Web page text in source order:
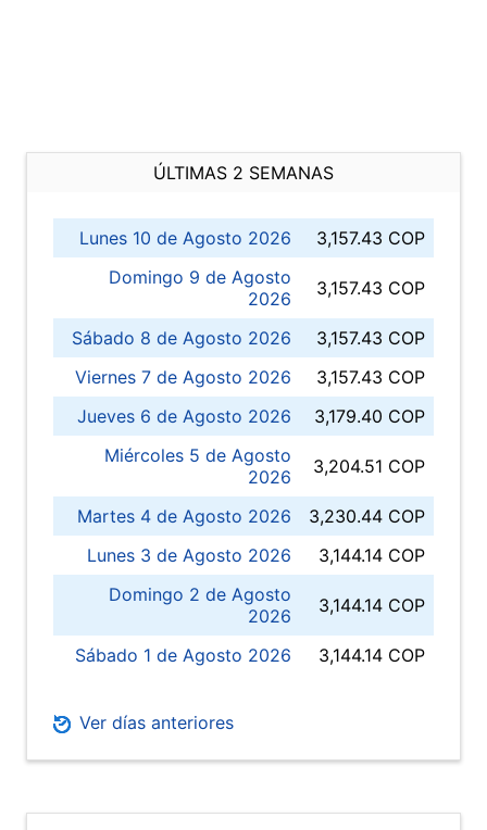
ÚLTIMAS 2 SEMANAS
Lunes 10 de Agosto 2026
3,157.43 COP
Domingo 9 de Agosto
2026
3,157.43 COP
Sábado 8 de Agosto 2026
3,157.43 COP
Viernes 7 de Agosto 2026
3,157.43 COP
Jueves 6 de Agosto 2026
3,179.40 COP
Miércoles 5 de Agosto
2026
3,204.51 COP
Martes 4 de Agosto 2026
3,230.44 COP
Lunes 3 de Agosto 2026
3,144.14 COP
Domingo 2 de Agosto
2026
3,144.14 COP
Sábado 1 de Agosto 2026 3,144.14 COP
Ver días anteriores